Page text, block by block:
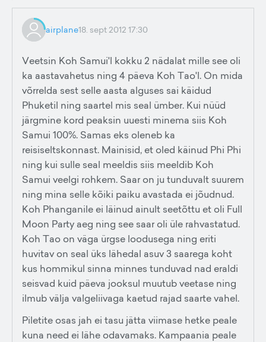
airplane18. sept 2012 17:30
Veetsin Koh Samui'l kokku 2 nädalat mille see oli
ka aastavahetus ning 4 päeva Koh Tao'l. On mida
võrrelda sest selle aasta alguses sai käidud
Phuketil ning saartel mis seal ümber. Kui nüüd
järgmine kord peaksin uuesti minema siis Koh
Samui 100%. Samas eks oleneb ka
reisiseltskonnast. Mainisid, et oled käinud Phi Phi
ning kui sulle seal meeldis siis meeldib Koh
Samui veelgi rohkem. Saar on ju tunduvalt suurem
ning mina selle kõiki paiku avastada ei jõudnud.
Koh Phanganile ei läinud ainult seetõttu et oli Full
Moon Party aeg ning see saar oli üle rahvastatud.
Koh Tao on väga ürgse loodusega ning eriti
huvitav on seal üks lähedal asuv 3 saarega koht
kus hommikul sinna minnes tunduvad nad eraldi
seisvad kuid päeva jooksul muutub veetase ning
ilmub välja valgeliivaga kaetud rajad saarte vahel.
Piletite osas jah ei tasu jätta viimase hetke peale
kuna need ei lähe odavamaks. Kampaania peale